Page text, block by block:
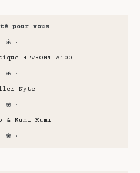
pour vous
❀ ····
HTVRONT A100
❀ ····
Nyte
❀ ····
& Kumi Kumi
❀ ····